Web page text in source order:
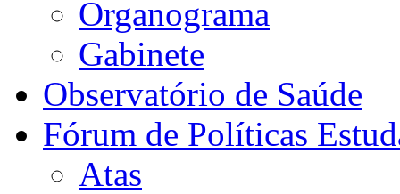
Organograma
Gabinete
Observatório de Saúde
Fórum de Políticas
Atas